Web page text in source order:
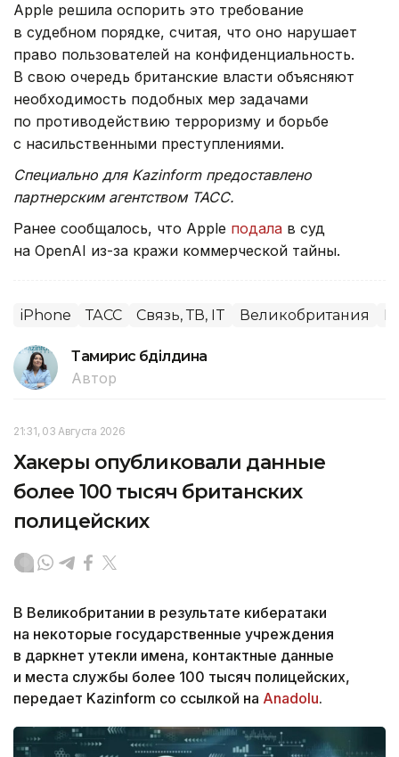
Apple решила оспорить это требование
в судебном порядке, считая, что оно нарушает
право пользователей на конфиденциальность.
В свою очередь британские власти объясняют
необходимость подобных мер задачами
по противодействию терроризму и борьбе
с насильственными преступлениями.
Специально для Kazinform предоставлено
партнерским агентством ТАСС.
Ранее сообщалось, что Apple подала в суд
на OpenAI из-за кражи коммерческой тайны.
iPhone ТАСС Связь, ТВ, IT Великобритания
Тамирис Әбділдина
Автор
21:31, 03 Августа 2026
Хакеры опубликовали данные
более 100 тысяч британских
полицейских
В Великобритании в результате кибератаки
на некоторые государственные учреждения
в даркнет утекли имена, контактные данные
и места службы более 100 тысяч полицейских,
передает Kazinform со ссылкой на Anadolu.